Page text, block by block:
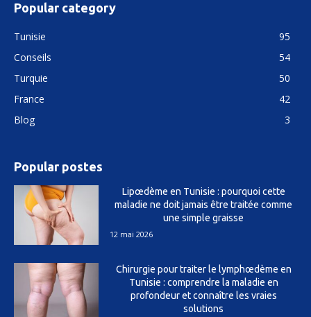
Popular category
Tunisie
95
Conseils
54
Turquie
50
France
42
Blog
3
Popular postes
Lipœdème en Tunisie : pourquoi cette
maladie ne doit jamais être traitée comme
une simple graisse
12 mai 2026
Chirurgie pour traiter le lymphœdème en
Tunisie : comprendre la maladie en
profondeur et connaître les vraies
solutions